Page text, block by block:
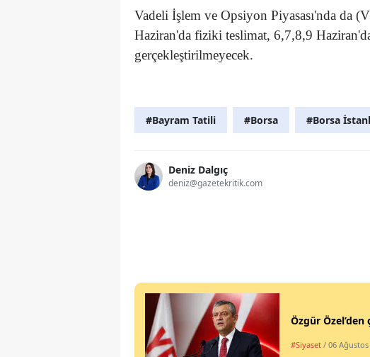
Vadeli İşlem ve Opsiyon Piyasası'nda da
Haziran'da fiziki teslimat, 6,7,8,9
gerçekleştirilmeyecek.
#Bayram Tatili #Borsa #Borsa
Deniz Dalgıç
deniz@gazetekritik.com
Özgür Özel’den
#Siyaset / 06 Ağustos